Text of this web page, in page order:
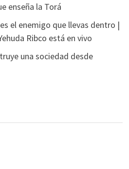
enseña la Torá
el enemigo que llevas dentro |
Ribco está en vivo
una sociedad desde